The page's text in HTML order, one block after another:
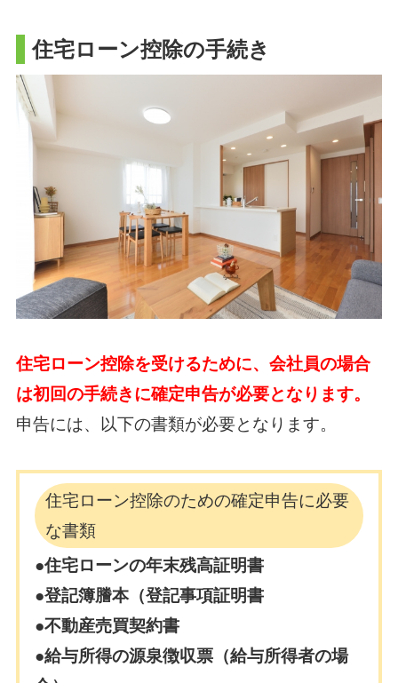
住宅ローン控除の手続き
住宅ローン控除を受けるために、会社員の場合
は初回の手続きに確定申告が必要となります。
申告には、以下の書類が必要となります。
住宅ローン控除のための確定申告に必要
な書類
●住宅ローンの年末残高証明書
●登記簿謄本（登記事項証明書
●不動産売買契約書
●給与所得の源泉徴収票（給与所得者の場